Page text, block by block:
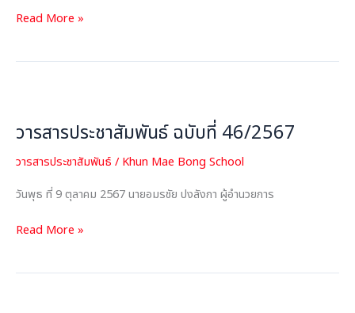
Read More »
วารสารประชาสัมพันธ์ ฉบับที่ 46/2567
วารสารประชาสัมพันธ์ /Khun Mae Bong School
วันพุธ ที่ 9 ตุลาคม 2567 นายอมรชัย ปงลังกา ผู้อำนวยการ
ฉบับ
46/2567
Read More »